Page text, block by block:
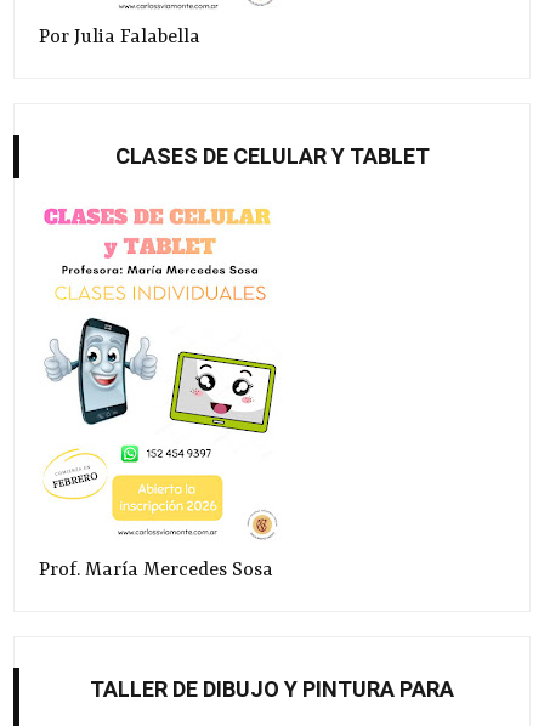
Por Julia Falabella
CLASES DE CELULAR Y TABLET
Prof. María Mercedes Sosa
TALLER DE DIBUJO Y PINTURA PARA